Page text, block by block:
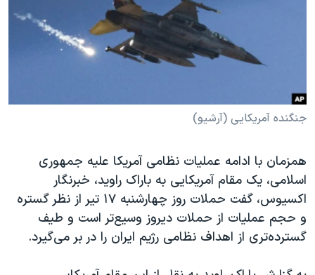
حقوق شهروندی
اقتصادی
اسرائیل در جنگ
آرشیو پخش زنده
انتخابات ریاست جمهوری آمریکا ۲۰۲۴
حمله جمهوری اسلامی به اسرائیل
ورزش زنان در ایران
مجموعه مستندهای دادخواهی
تریبونال مردمی آبان ۹۸
دادگاه حمید نوری
چهل سال گروگان‌گیری
زبانهای مختلف
جنگنده آمریکایی (آرشیو)
همزمان با ادامه عملیات نظامی آمریکا علیه جمهوری
اسلامی، یک مقام آمریکایی به باراک راوید، خبرنگار
اکسیوس، گفت حملات روز چهارشنبه ۱۷ تیر از نظر گستره
و حجم عملیات از حملات دیروز وسیع‌تر است و طیف
گسترده‌تری از اهداف نظامی رژیم ایران را در بر می‌گیرد.